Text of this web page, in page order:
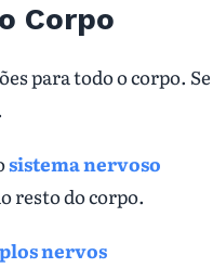
Corpo
para todo o corpo. Se
sistema nervoso
resto do corpo.
nervos